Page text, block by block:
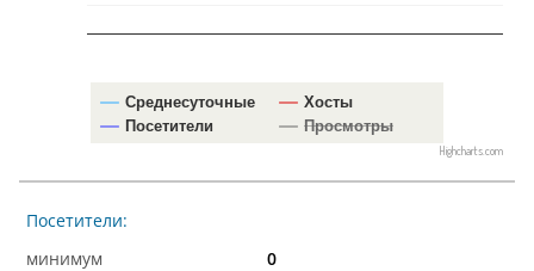
Среднесуточные
Хосты
Посетители
Просмотры
Highcharts.com
Посетители:
0